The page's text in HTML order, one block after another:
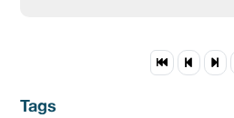
Tags